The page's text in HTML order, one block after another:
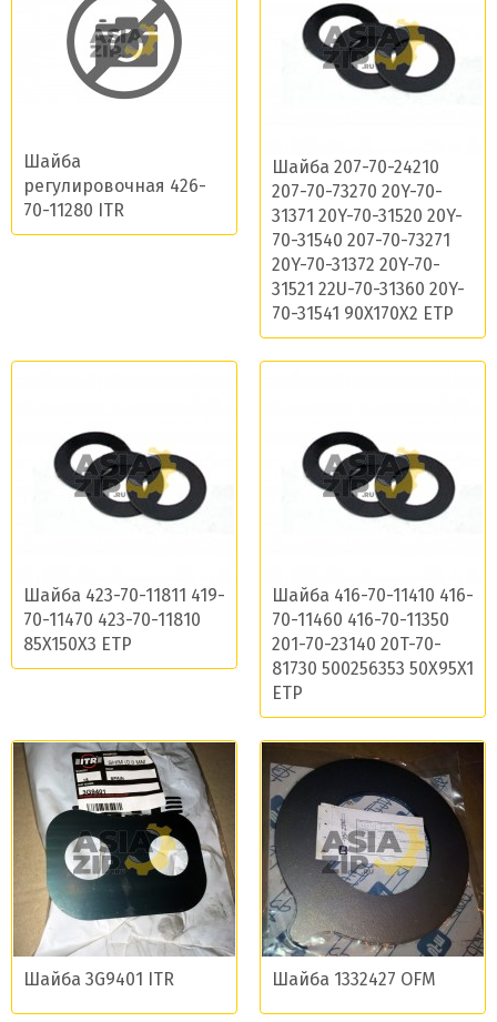
Шайба
регулировочная 426-
70-11280 ITR
Шайба 207-70-24210
207-70-73270 20Y-70-
31371 20Y-70-31520 20Y-
70-31540 207-70-73271
20Y-70-31372 20Y-70-
31521 22U-70-31360 20Y-
70-31541 90X170X2 ETP
Шайба 423-70-11811 419-
70-11470 423-70-11810
85X150X3 ETP
Шайба 416-70-11410 416-
70-11460 416-70-11350
201-70-23140 20T-70-
81730 500256353 50X95X1
ETP
Шайба 3G9401 ITR Шайба 1332427 OFM